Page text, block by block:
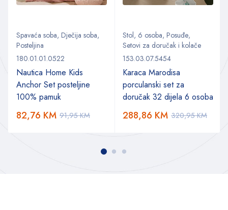
Spavaća soba, Dječija soba,
Posteljina
180.01.01.0522
Nautica Home Kids
Anchor Set posteljine
100% pamuk
91,95KM
82,76 KM
Stol, 6 osoba, Posuđe,
Setovi za doručak i kolače
153.03.07.5454
Karaca Marodisa
porculanski set za
doručak 32 dijela 6 osoba
320,95KM
288,86 KM